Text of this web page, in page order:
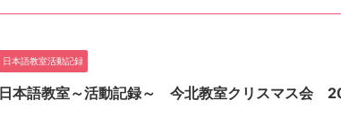
日本語教室活動記録
日本語教室～活動記録～ 今北教室クリスマス会